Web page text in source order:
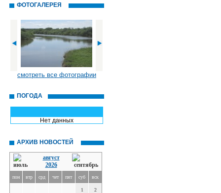
ФОТОГАЛЕРЕЯ
смотреть все фотографии
ПОГОДА
Нет данных
АРХИВ НОВОСТЕЙ
август
2026
пон втр срд чет пят суб вск
1 2